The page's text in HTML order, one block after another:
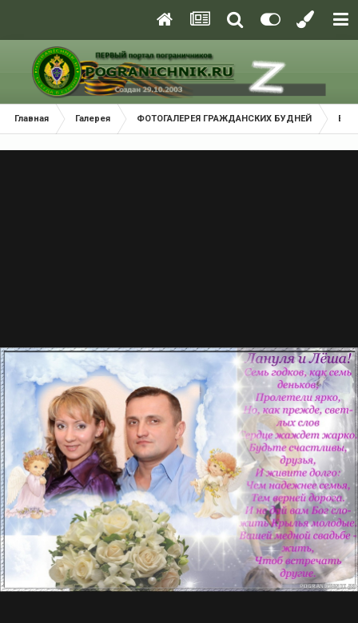
Главная Галерея ФОТОГАЛЕРЕЯ ГРАЖДАНСКИХ БУДНЕЙ